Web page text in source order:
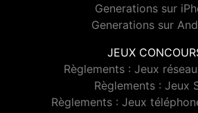
Generations sur
Generations sur
JEUX
Règlements : Jeux
Règlements : Jeux
Règlements : Jeux